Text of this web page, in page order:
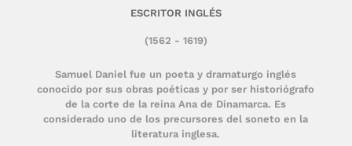
Samuel Daniel fue un poeta y dramaturgo inglés
conocido por sus obras poéticas y por ser historiógrafo
de la corte de la reina Ana de Dinamarca. Es
considerado uno de los precursores del soneto en la
literatura inglesa.
(1562 - 1619)
ESCRITOR INGLÉS